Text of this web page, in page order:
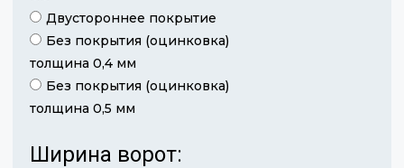
Двустороннее покрытие
Без покрытия (оцинковка)
толщина 0,4 мм
Без покрытия (оцинковка)
толщина 0,5 мм
Ширина ворот: